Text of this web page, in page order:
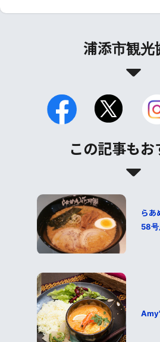
浦添市観光
この記事もお
らあ
58号